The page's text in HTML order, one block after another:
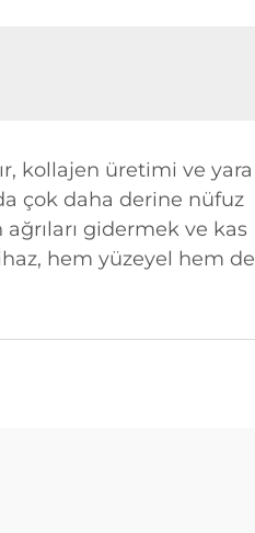
kollajen üretimi ve yara
çok daha derine nüfuz
gidermek ve kas
hem yüzeyel hem de